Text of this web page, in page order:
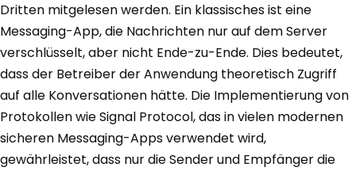
Dritten mitgelesen werden. Ein klassisches ist eine
Messaging-App, die Nachrichten nur auf dem Server
verschlüsselt, aber nicht Ende-zu-Ende. Dies bedeutet,
dass der Betreiber der Anwendung theoretisch Zugriff
auf alle Konversationen hätte. Die Implementierung von
Protokollen wie Signal Protocol, das in vielen modernen
sicheren Messaging-Apps verwendet wird,
gewährleistet, dass nur die Sender und Empfänger die